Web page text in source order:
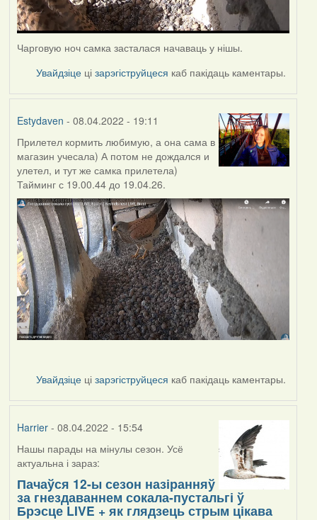
Чарговую ноч самка засталася начаваць у нішы.
Увайдзіце цізарэгіструйцеся каб пакідаць каментары.
Estydaven - 08.04.2022 - 19:11
Прилетел кормить любимую, а она сама в
магазин учесала) А потом не дождался и
улетел, и тут же самка прилетела)
Тайминг с 19.00.44 до 19.04.26.
Увайдзіце цізарэгіструйцеся каб пакідаць каментары.
Harrier- 08.04.2022 - 15:54
Нашы парады на мінулы сезон. Усё
актуальна і зараз:
Пачаўся 12-ы сезон назіранняў
за гнездаваннем сокала-пустальгі ў
Брэсце LIVE + як глядзець стрым цікава